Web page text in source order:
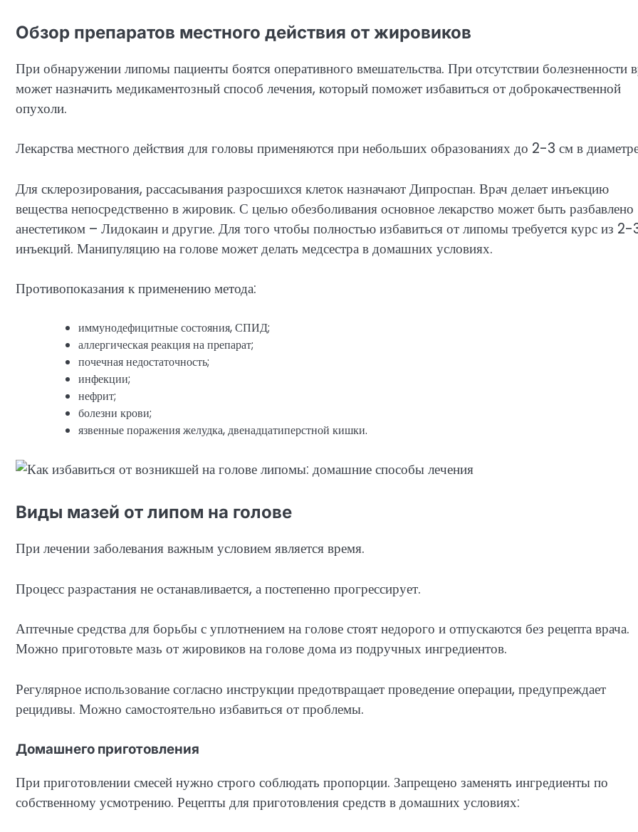
Обзор препаратов местного действия от жировиков
При обнаружении липомы пациенты боятся оперативного вмешательства. При отсутствии болезненности
может назначить медикаментозный способ лечения, который поможет избавиться от доброкачественной
опухоли.
Лекарства местного действия для головы применяются при небольших образованиях до 2-3 см в
Для склерозирования, рассасывания разросшихся клеток назначают Дипроспан. Врач делает инъекцию
вещества непосредственно в жировик. С целью обезболивания основное лекарство может быть разбавлено
анестетиком – Лидокаин и другие. Для того чтобы полностью избавиться от липомы требуется курс из 2-
инъекций. Манипуляцию на голове может делать медсестра в домашних условиях.
Противопоказания к применению метода:
иммунодефицитные состояния, СПИД;
аллергическая реакция на препарат;
почечная недостаточность;
инфекции;
нефрит;
болезни крови;
язвенные поражения желудка, двенадцатиперстной кишки.
Виды мазей от липом на голове
При лечении заболевания важным условием является время.
Процесс разрастания не останавливается, а постепенно прогрессирует.
Аптечные средства для борьбы с уплотнением на голове стоят недорого и отпускаются без рецепта врача.
Можно приготовьте мазь от жировиков на голове дома из подручных ингредиентов.
Регулярное использование согласно инструкции предотвращает проведение операции, предупреждает
рецидивы. Можно самостоятельно избавиться от проблемы.
Домашнего приготовления
При приготовлении смесей нужно строго соблюдать пропорции. Запрещено заменять ингредиенты по
собственному усмотрению. Рецепты для приготовления средств в домашних условиях: